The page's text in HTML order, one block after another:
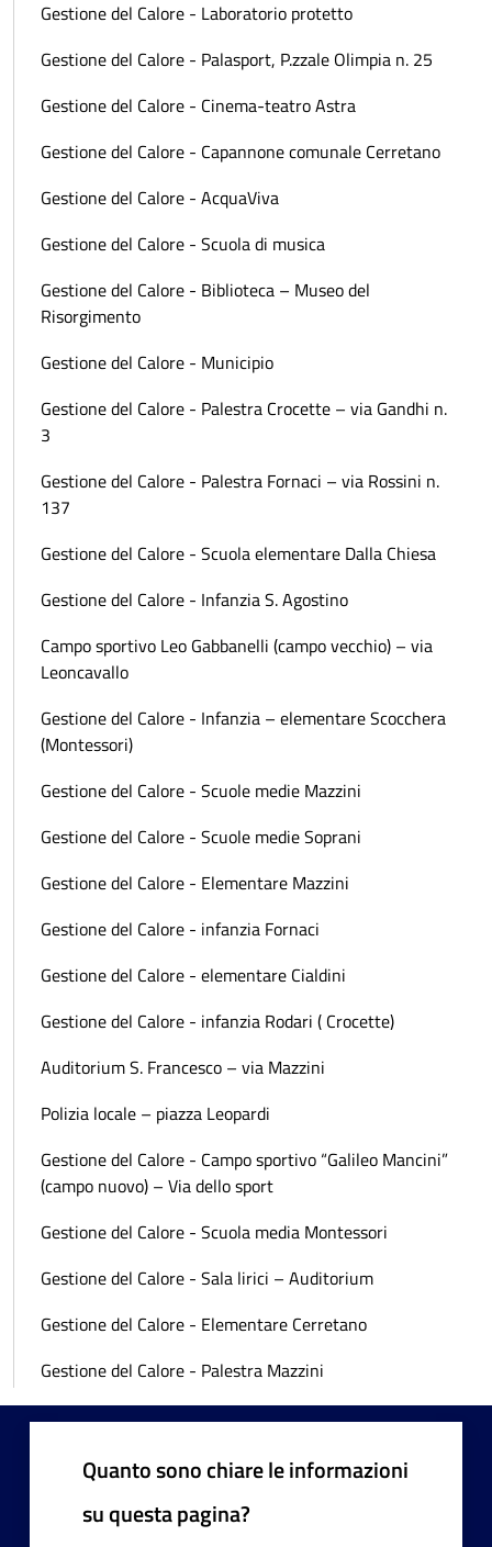
Gestione del Calore - Laboratorio protetto
Gestione del Calore - Palasport, P.zzale Olimpia n. 25
Gestione del Calore - Cinema-teatro Astra
Gestione del Calore - Capannone comunale Cerretano
Gestione del Calore - AcquaViva
Gestione del Calore - Scuola di musica
Gestione del Calore - Biblioteca – Museo del
Risorgimento
Gestione del Calore - Municipio
Gestione del Calore - Palestra Crocette – via Gandhi n.
3
Gestione del Calore - Palestra Fornaci – via Rossini n.
137
Gestione del Calore - Scuola elementare Dalla Chiesa
Gestione del Calore - Infanzia S. Agostino
Campo sportivo Leo Gabbanelli (campo vecchio) – via
Leoncavallo
Gestione del Calore - Infanzia – elementare Scocchera
(Montessori)
Gestione del Calore - Scuole medie Mazzini
Gestione del Calore - Scuole medie Soprani
Gestione del Calore - Elementare Mazzini
Gestione del Calore - infanzia Fornaci
Gestione del Calore - elementare Cialdini
Gestione del Calore - infanzia Rodari ( Crocette)
Auditorium S. Francesco – via Mazzini
Polizia locale – piazza Leopardi
Gestione del Calore - Campo sportivo “Galileo Mancini”
(campo nuovo) – Via dello sport
Gestione del Calore - Scuola media Montessori
Gestione del Calore - Sala lirici – Auditorium
Gestione del Calore - Elementare Cerretano
Gestione del Calore - Palestra Mazzini
Quanto sono chiare le informazioni
su questa pagina?